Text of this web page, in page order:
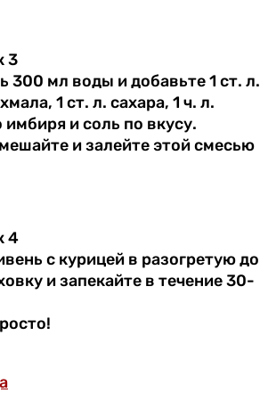
3
300 мл воды и добавьте 1 ст. л.
1 ст. л. сахара, 1 ч. л.
имбиря и соль по вкусу.
и залейте этой смесью
4
с курицей в разогретую до
и запекайте в течение 30-